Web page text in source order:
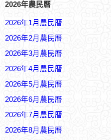
2026年農民曆
2026年1月農民曆
2026年2月農民曆
2026年3月農民曆
2026年4月農民曆
2026年5月農民曆
2026年6月農民曆
2026年7月農民曆
2026年8月農民曆